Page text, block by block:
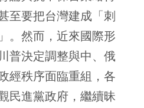
至要把台灣建成「刺
。然而，近來國際形
普決定調整與中、俄
經秩序面臨重組，各
民進黨政府，繼續昧